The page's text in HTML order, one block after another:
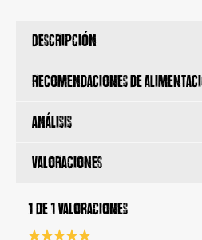
Descripción
Recomendaciones de
Análisis
Valoraciones
1 de 1 valoraciones